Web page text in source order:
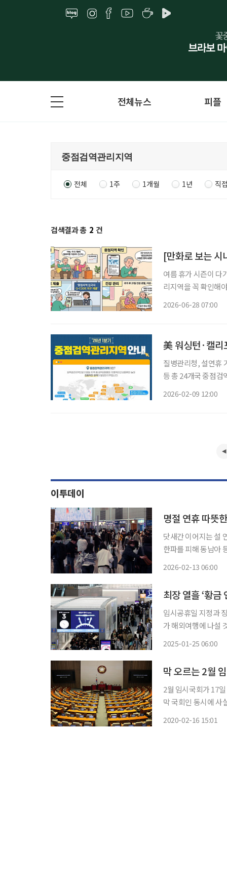
전체뉴스 피플
전체 1주 1개월 1년 직
검색결과 총 2 건
[만화로 보는 시
여름 휴가 시즌이 다
리지역을 꼭 확인해야 합니다. ​질병관리청이 전 세계 감염병 유
2026-06-28 07:00
질병관리청, 설연휴
등 총 24개국 중점
2026-02-09 12:00
이투데이
명절 연휴 따뜻
닷새간 이어지는 설
한파를 피해 동남아
2026-02-13 06:00
최장 열흘 ‘황
임시공휴일 지정과
가 해외여행에 나설
2025-01-25 06:00
막 오르는 2월
2월 임시국회가 17
막 국회인 동시에 사
2020-02-16 15:01